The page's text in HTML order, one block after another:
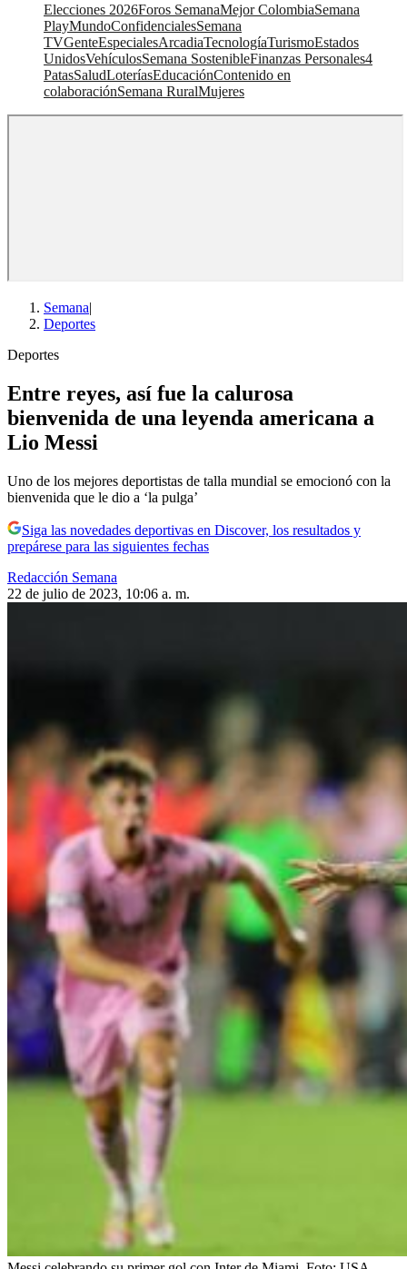
Elecciones 2026Foros SemanaMejor ColombiaSemana
PlayMundoConfidencialesSemana
TVGenteEspecialesArcadiaTecnologíaTurismoEstados
UnidosVehículosSemana SostenibleFinanzas Personales4
PatasSaludLoteríasEducaciónContenido en
colaboraciónSemana RuralMujeres
Semana|
Deportes
Deportes
Entre reyes, así fue la calurosa
bienvenida de una leyenda americana a
Lio Messi
Uno de los mejores deportistas de talla mundial se emocionó con la
bienvenida que le dio a ‘la pulga’
Siga las novedades deportivas en Discover, los resultados y
prepárese para las siguientes fechas
Redacción Semana
22 de julio de 2023, 10:06 a. m.